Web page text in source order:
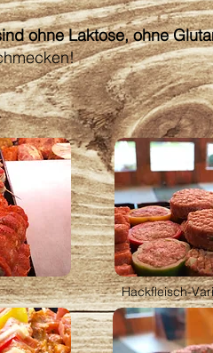
ohne Laktose, ohne
Hackfleisch-